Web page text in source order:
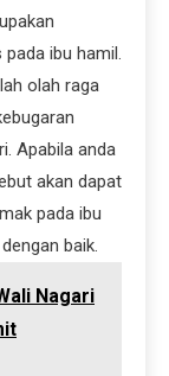
ibu hamil.
olah raga
Apabila anda
akan dapat
pada ibu
baik.
Nagari